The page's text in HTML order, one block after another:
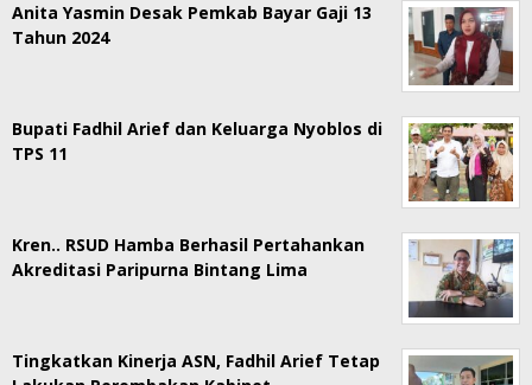
Anita Yasmin Desak Pemkab Bayar Gaji 13
Tahun 2024
Bupati Fadhil Arief dan Keluarga Nyoblos di
TPS 11
Kren.. RSUD Hamba Berhasil Pertahankan
Akreditasi Paripurna Bintang Lima
Tingkatkan Kinerja ASN, Fadhil Arief Tetap